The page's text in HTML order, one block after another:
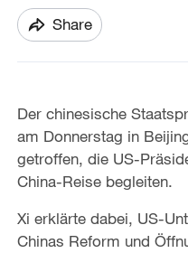
Share
Der chinesische
am Donnerstag in
getroffen, die US-
China-Reise begleiten.
Xi erklärte dabei, US-
Chinas Reform und